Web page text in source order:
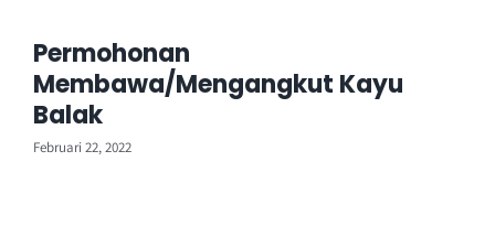
Permohonan
Membawa/Mengangkut Kayu
Balak
Februari 22, 2022